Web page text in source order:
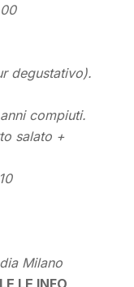
degustativo).
compiuti.
salato +
Milano
LE INFO